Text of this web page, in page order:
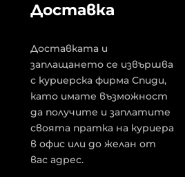
Доставка
Доставката и
заплащането се извършва
с куриерска фирма Спиди,
като имате възможност
да получите и заплатите
своята пратка на куриера
в офис или до желан от
вас адрес.